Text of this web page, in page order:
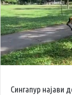
Сингапур најави